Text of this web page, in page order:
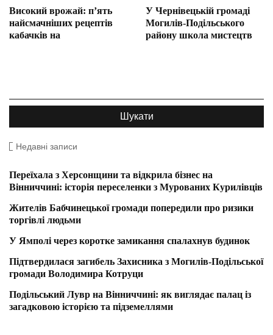
Високий врожай: п’ять
найсмачніших рецептів
кабачків на
У Чернівецькій громаді
Могилів-Подільського
району школа мистецтв
Недавні записи
Переїхала з Херсонщини та відкрила бізнес на
Вінниччині: історія переселенки з Мурованих Курилівців
Жителів Бабчинецької громади попередили про ризики
торгівлі людьми
У Ямполі через коротке замикання спалахнув будинок
Підтвердилася загибель Захисника з Могилів-Подільської
громади Володимира Котруци
Подільський Лувр на Вінниччині: як виглядає палац із
загадковою історією та підземеллями